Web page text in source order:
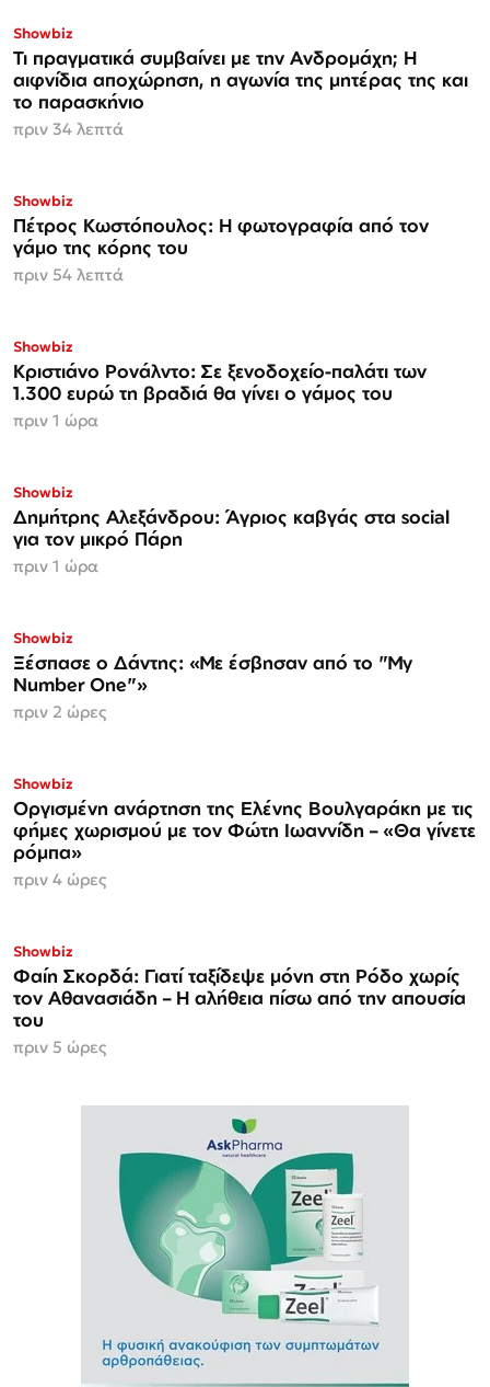
Showbiz
Τι πραγματικά συμβαίνει με την Ανδρομάχη; Η
αιφνίδια αποχώρηση, η αγωνία της μητέρας της και
το παρασκήνιο
πριν 34 λεπτά
Showbiz
Πέτρος Κωστόπουλος: Η φωτογραφία από τον
γάμο της κόρης του
πριν 54 λεπτά
Showbiz
Κριστιάνο Ρονάλντο: Σε ξενοδοχείο-παλάτι των
1.300 ευρώ τη βραδιά θα γίνει ο γάμος του
πριν 1 ώρα
Showbiz
Δημήτρης Αλεξάνδρου: Άγριος καβγάς στα social
για τον μικρό Πάρη
πριν 1 ώρα
Showbiz
Ξέσπασε ο Δάντης: «Με έσβησαν από το "My
Number One"»
πριν 2 ώρες
Showbiz
Οργισμένη ανάρτηση της Ελένης Βουλγαράκη με τις
φήμες χωρισμού με τον Φώτη Ιωαννίδη – «Θα γίνετε
ρόμπα»
πριν 4 ώρες
Showbiz
Φαίη Σκορδά: Γιατί ταξίδεψε μόνη στη Ρόδο χωρίς
τον Αθανασιάδη – Η αλήθεια πίσω από την απουσία
του
πριν 5 ώρες